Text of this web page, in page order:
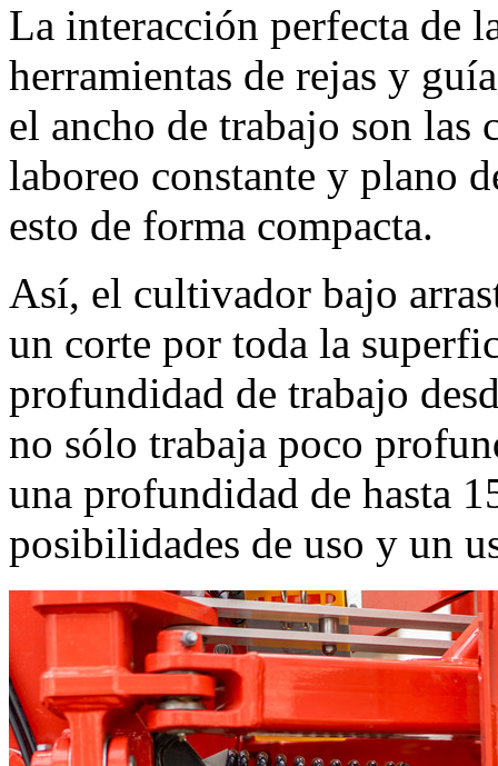
La interacción perfecta de
herramientas de rejas y
el ancho de trabajo son las
laboreo constante y plano
esto de forma compacta.
Así, el cultivador bajo
un corte por toda la
profundidad de trabajo
no sólo trabaja poco
una profundidad de hasta
posibilidades de uso y un